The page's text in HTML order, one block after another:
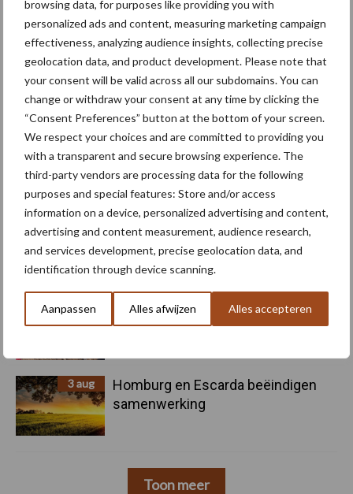
browsing data, for purposes like providing you with
personalized ads and content, measuring marketing campaign
effectiveness, analyzing audience insights, collecting precise
geolocation data, and product development. Please note that
your consent will be valid across all our subdomains. You can
change or withdraw your consent at any time by clicking the
“Consent Preferences” button at the bottom of your screen.
We respect your choices and are committed to providing you
with a transparent and secure browsing experience. The
third-party vendors are processing data for the following
purposes and special features: Store and/or access
information on a device, personalized advertising and content,
advertising and content measurement, audience research,
and services development, precise geolocation data, and
identification through device scanning.
Aanpassen Alles afwijzen Alles accepteren
Primaire
Sidebar
Recent nieuws Partner nieuws
6 aug
"Hoge verwachtingen van schijven
voor kouters"
5 aug
Oogst biologische aardappelen in
volle gang
5 aug
Nieuwe compacte gedragen
pootcombinatie van AVR
4 aug Bruggen bouwen naar Oost-Europa
3 aug
Homburg en Escarda beëindigen
samenwerking
Toon meer